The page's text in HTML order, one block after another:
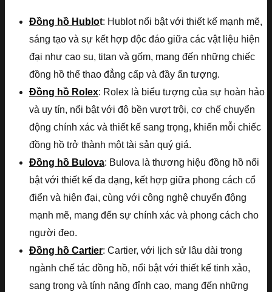
Đồng hồ Hublot: Hublot nổi bật với thiết kế mạnh mẽ,
sáng tạo và sự kết hợp độc đáo giữa các vật liệu hiện
đại như cao su, titan và gốm, mang đến những chiếc
đồng hồ thể thao đẳng cấp và đầy ấn tượng.
Đồng hồ Rolex: Rolex là biểu tượng của sự hoàn hảo
và uy tín, nổi bật với độ bền vượt trội, cơ chế chuyển
động chính xác và thiết kế sang trọng, khiến mỗi chiếc
đồng hồ trở thành một tài sản quý giá.
Đồng hồ Bulova: Bulova là thương hiệu đồng hồ nổi
bật với thiết kế đa dạng, kết hợp giữa phong cách cổ
điển và hiện đại, cùng với công nghệ chuyển động
mạnh mẽ, mang đến sự chính xác và phong cách cho
người đeo.
Đồng hồ Cartier: Cartier, với lịch sử lâu dài trong
ngành chế tác đồng hồ, nổi bật với thiết kế tinh xảo,
sang trọng và tính năng đỉnh cao, mang đến những